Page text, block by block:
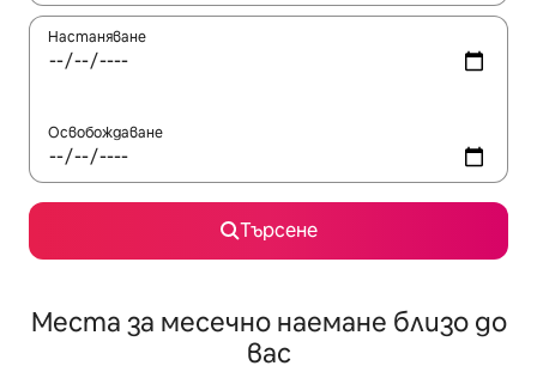
Настаняване
Освобождаване
Търсене
Места за месечно наемане близо до
вас